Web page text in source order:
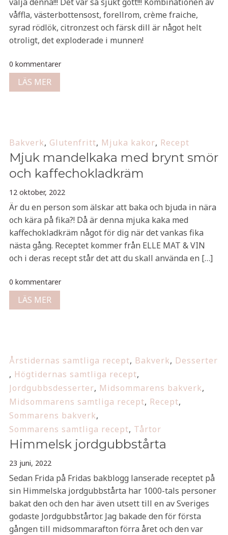
våffla, västerbottensost, forellrom, crème fraiche,
syrad rödlök, citronzest och färsk dill är något helt
otroligt, det exploderade i munnen!
0 kommentarer
LÄS MER
Bakverk, Glutenfritt, Mjuka kakor, Recept
Mjuk mandelkaka med brynt smör
och kaffechokladkräm
12 oktober, 2022
Är du en person som älskar att baka och bjuda in nära
och kära på fika?! Då är denna mjuka kaka med
kaffechokladkräm något för dig när det vankas fika
nästa gång. Receptet kommer från ELLE MAT & VIN
och i deras recept står det att du skall använda en […]
0 kommentarer
LÄS MER
Årstidernas samtliga recept, Bakverk, Desserter
, Högtidernas samtliga recept,
Jordgubbsdesserter, Midsommarens bakverk,
Midsommarens samtliga recept, Recept,
Sommarens bakverk,
Sommarens samtliga recept, Tårtor
Himmelsk jordgubbstårta
23 juni, 2022
Sedan Frida på Fridas bakblogg lanserade receptet på
sin Himmelska jordgubbstårta har 1000-tals personer
bakat den och den har även utsett till en av Sveriges
godaste Jordgubbstårtor. Jag bakade den för första
gången till midsommarafton förra året och den var